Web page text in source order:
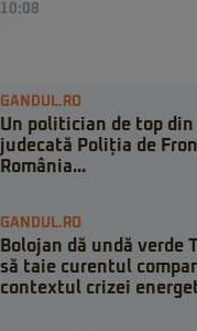
10:08
GANDUL.RO
Un politician de top
judecată Poliția de
România...
GANDUL.RO
Bolojan dă undă verde
să taie curentul
contextul crizei